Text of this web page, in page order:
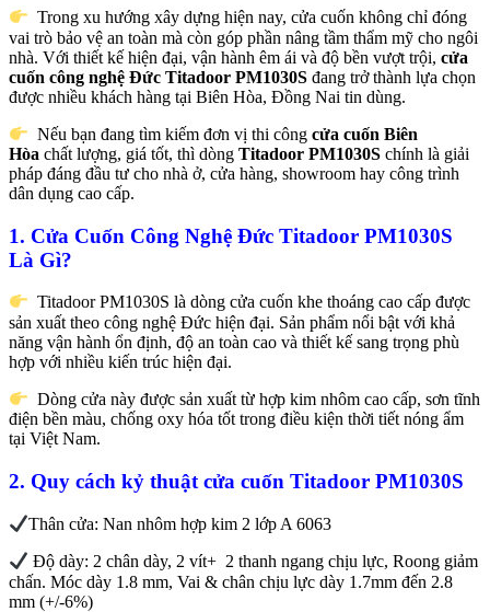
Trong xu hướng xây dựng hiện nay, cửa cuốn không chỉ đóng
vai trò bảo vệ an toàn mà còn góp phần nâng tầm thẩm mỹ cho ngôi
nhà. Với thiết kế hiện đại, vận hành êm ái và độ bền vượt trội, cửa
cuốn công nghệ Đức Titadoor PM1030S đang trở thành lựa chọn
được nhiều khách hàng tại Biên Hòa, Đồng Nai tin dùng.
Nếu bạn đang tìm kiếm đơn vị thi côngcửa cuốn Biên
Hòa chất lượng, giá tốt, thì dòng Titadoor PM1030S chính là giải
pháp đáng đầu tư cho nhà ở, cửa hàng, showroom hay công trình
dân dụng cao cấp.
1. Cửa Cuốn Công Nghệ Đức Titadoor PM1030S
Là Gì?
Titadoor PM1030S là dòng cửa cuốn khe thoáng cao cấp được
sản xuất theo công nghệ Đức hiện đại. Sản phẩm nổi bật với khả
năng vận hành ổn định, độ an toàn cao và thiết kế sang trọng phù
hợp với nhiều kiến trúc hiện đại.
Dòng cửa này được sản xuất từ hợp kim nhôm cao cấp, sơn tĩnh
điện bền màu, chống oxy hóa tốt trong điều kiện thời tiết nóng ẩm
tại Việt Nam.
2. Quy cách kỷ thuật cửa cuốn Titadoor PM1030S
Thân cửa: Nan nhôm hợp kim 2 lớp A 6063
Độ dày: 2 chân dày, 2 vít+ 2 thanh ngang chịu lực, Roong giảm
chấn. Móc dày 1.8 mm, Vai & chân chịu lực dày 1.7mm đến 2.8
mm (+/-6%)